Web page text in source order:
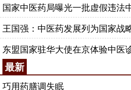
国家中医药局曝光一批虚假违法
王国强：中医药发展列为国家战
东盟国家驻华大使在京体验中医
最新
巧用药膳调失眠